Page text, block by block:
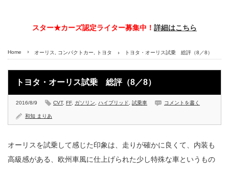
スター★カーズ認定ライター募集中！ 詳細はこちら
Home オーリス コンパクトカー トヨタ トヨタ・オーリス試乗 総評（8／8）
トヨタ・オーリス試乗 総評（8／8）
2016/8/9 CVT, FF, ガソリン ハイブリッド 試乗車 コメントを書く
和知 まりあ
オーリスを試乗して感じた印象は、走りが確かに良くて、内装も
高級感がある、欧州車風に仕上げられた少し特殊な車というもの